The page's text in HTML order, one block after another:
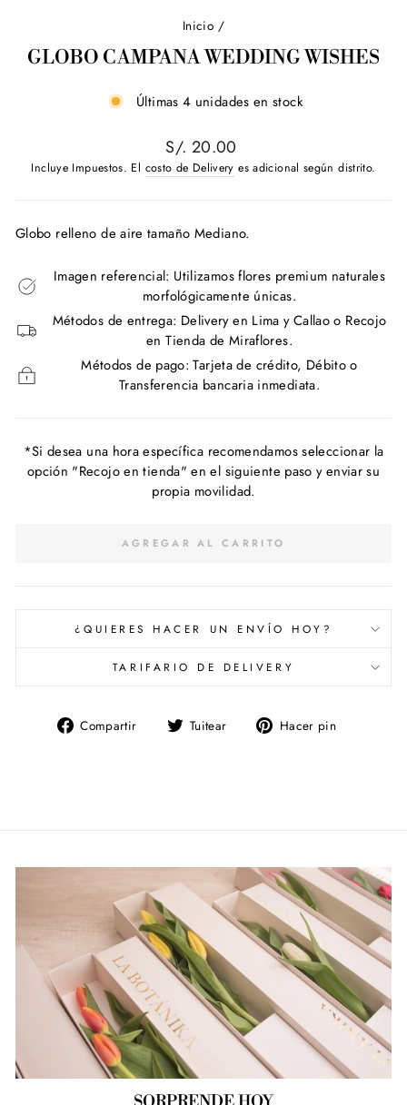
Inicio /
GLOBO CAMPANA WEDDING WISHES
Últimas 4 unidades en stock
Precio
habitual
S/. 20.00
Incluye Impuestos. El costo de Delivery es adicional según distrito.
Globo relleno de airetamaño Mediano.
Imagen referencial: Utilizamos flores premium naturales
morfológicamente únicas.
Métodos de entrega: Delivery en Lima y Callao o Recojo
en Tienda de Miraflores.
Métodos de pago: Tarjeta de crédito, Débito o
Transferencia bancaria inmediata.
*Si desea una hora específica recomendamos seleccionar la
opción "Recojo en tienda" en el siguiente paso y enviar su
propia movilidad.
AGREGAR AL CARRITO
¿QUIERES HACER UN ENVÍO HOY?
TARIFARIO DE DELIVERY
Compartir
CompartirTuitear
Tuitear Hacer pin